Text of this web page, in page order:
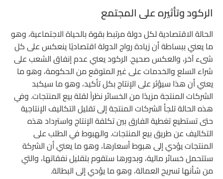
الركود وتأثيره على المجتمع
الحالة الاقتصادية لكل دولة مرتبط بقوة بالحياة الاجتماعية، وهو
ما يعني ببساطة أن زيادة رواج الدولة اقتصاديًا ينعكس على كل
شىء آخر، والعكس صحيح. الركود يعني عدم إنفاق الشعب على
شراء السلع والخدمات على غير المتوقع من الحكومة، وهو ما
يعني أن هذا سيؤثر على الإنتاج بكل تأكيد، وهو ما سيكبد
الشركات المنتجة مزيدًا من الخسائر نظراً لقلة بيع المنتجات. وفي
هذه الحالة تلجأ الشركات المنتجة إلى تقليل التكاليف الإنتاجية
حتى تستطيع تغطية الفارق بين تكلفة الإنتاج واسترداد هذه
التكاليف عن طريق بيع المنتجات. والهبوط في الطلب على
المنتجات يؤدي إلى هبوط أسعارها، وهو ما يعني أن الشركة
ستتحمل خسائر مالية، وبدورها ستقوم بتقليل نفقاتها، والتي
من شأنها تسريح العمالة، وهو ما يؤدي إلى البطالة.